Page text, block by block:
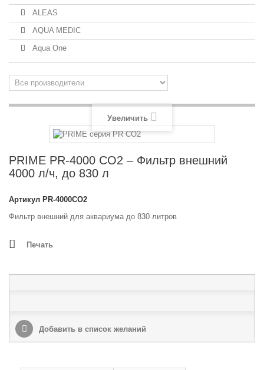
ALEAS
AQUA MEDIC
Aqua One
Увеличить
PRIME PR-4000 CO2 – Фильтр внешний
4000 л/ч, до 830 л
Артикул PR-4000CO2
Фильтр внешний для аквариума до 830 литров
Печать
Добавить в список желаний